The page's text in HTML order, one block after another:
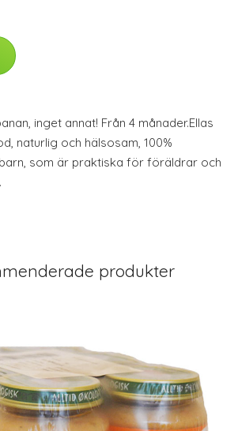
inget annat! Från 4 månader.Ellas
naturlig och hälsosam, 100%
som är praktiska för föräldrar och
produkter